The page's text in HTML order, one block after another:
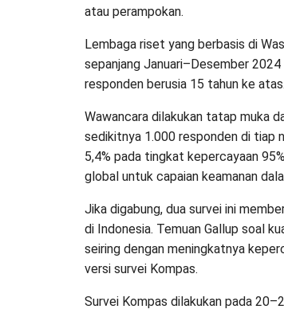
atau perampokan.
Lembaga riset yang berbasis di
sepanjang Januari–Desember
responden berusia 15 tahun ke atas.
Wawancara dilakukan tatap muka
sedikitnya 1.000 responden di tiap
5,4% pada tingkat kepercayaan
global untuk capaian keamanan
Jika digabung, dua survei ini
di Indonesia. Temuan Gallup soal
seiring dengan meningkatnya
versi survei Kompas.
Survei Kompas dilakukan pada